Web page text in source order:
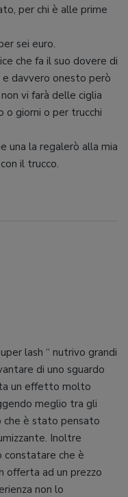
per chi è alle prime
sei euro.
che fa il suo dovere di
e davvero onesto però
vi farà delle ciglia
o giorni o per trucchi
una la regalerò alla mia
il trucco.
lash “ nutrivo grandi
di uno sguardo
un effetto molto
meglio tra gli
è stato pensato
Inoltre
constatare che è
offerta ad un prezzo
non lo